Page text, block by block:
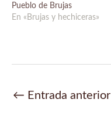
Pueblo de Brujas
En «Brujas y hechiceras»
Navegación
← Entrada anterior